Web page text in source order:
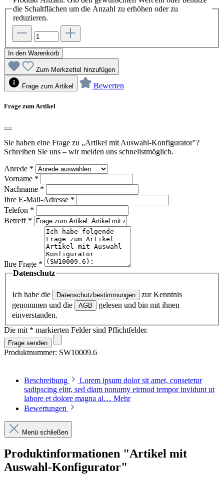
die Schaltflächen um die Anzahl zu erhöhen oder zu
reduzieren.
In den Warenkorb
Zum Merkzettel hinzufügen
Frage zum Artikel Bewerten
Frage zum Artikel
Sie haben eine Frage zu „Artikel mit Auswahl-Konfigurator"?
Schreiben Sie uns – wir melden uns schnellstmöglich.
Anrede *
Vorname *
Nachname *
Ihre E-Mail-Adresse *
Telefon *
Betreff *
Ihre Frage *
Datenschutz
Ich habe die Datenschutzbestimmungen
zur Kenntnis
genommen und die
AGB
gelesen und bin mit ihnen
einverstanden.
Die mit * markierten Felder sind Pflichtfelder.
Frage senden
Produktnummer: SW10009.6
Beschreibung
Lorem ipsum dolor sit amet, consetetur
sadipscing elitr, sed diam nonumy eirmod tempor invidunt ut
labore et dolore magna al… Mehr
Bewertungen
Menü schließen
Produktinformationen "Artikel mit
Auswahl-Konfigurator"